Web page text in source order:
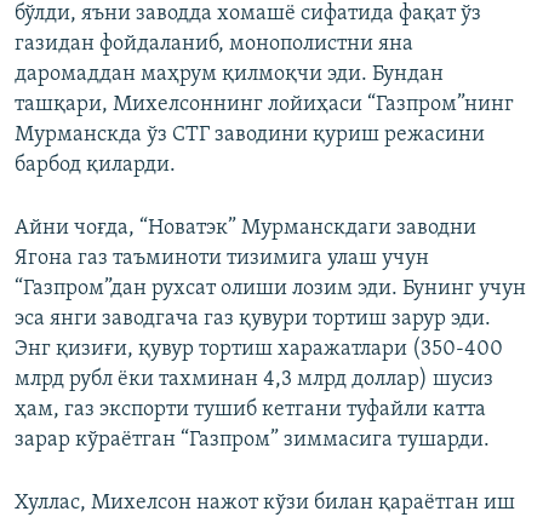
бўлди, яъни заводда хомашё сифатида фақат ўз
газидан фойдаланиб, монополистни яна
даромаддан маҳрум қилмоқчи эди. Бундан
ташқари, Михелсоннинг лойиҳаси “Газпром”нинг
Мурманскда ўз СТГ заводини қуриш режасини
барбод қиларди.
Айни чоғда, “Новатэк” Мурманскдаги заводни
Ягона газ таъминоти тизимига улаш учун
“Газпром”дан рухсат олиши лозим эди. Бунинг учун
эса янги заводгача газ қувури тортиш зарур эди.
Энг қизиғи, қувур тортиш харажатлари (350-400
млрд рубл ёки тахминан 4,3 млрд доллар) шусиз
ҳам, газ экспорти тушиб кетгани туфайли катта
зарар кўраётган “Газпром” зиммасига тушарди.
Хуллас, Михелсон нажот кўзи билан қараётган иш